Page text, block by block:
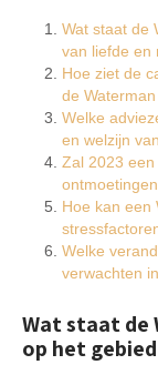
Wat staat de
van liefde en
Hoe ziet de
de
Welke
en welzijn
Zal 2023
Hoe kan een
Welke
verwachten
Wat staat de
op het